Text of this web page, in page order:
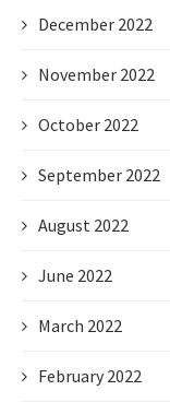
December 2022
November 2022
October 2022
September 2022
August 2022
June 2022
March 2022
February 2022